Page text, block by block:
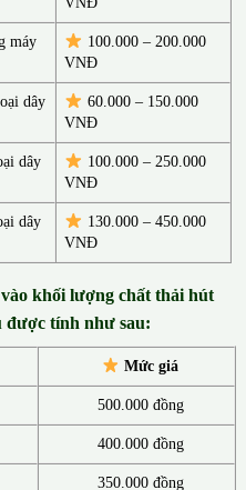
máy
100.000 – 200.000
VNĐ
dây
60.000 – 150.000
VNĐ
dây
100.000 – 250.000
VNĐ
dây
130.000 –450.000
VNĐ
khối lượng chất thải hút
được tính như sau:
Mức giá
500.000 đồng
400.000 đồng
350.000 đồng